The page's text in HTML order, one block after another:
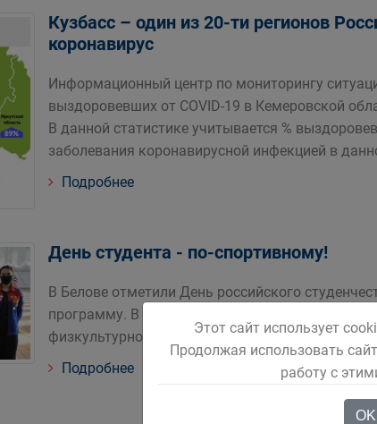
Кузбасс – один из 20-ти регионов
коронавируc
Информационный центр по мониторингу
выздоровевших от COVID-19 в Кемеровской
В данной статистике учитывается %
заболевания коронавирусной инфекцией в
Подробнее
День студента - по-спортивному!
В Белове отметили День российского
программу. В этот раз студентам предложили
физкультурно-оздоровительного комплекса
Подробнее
Этот сайт использует
Продолжая использовать
работу с
OK